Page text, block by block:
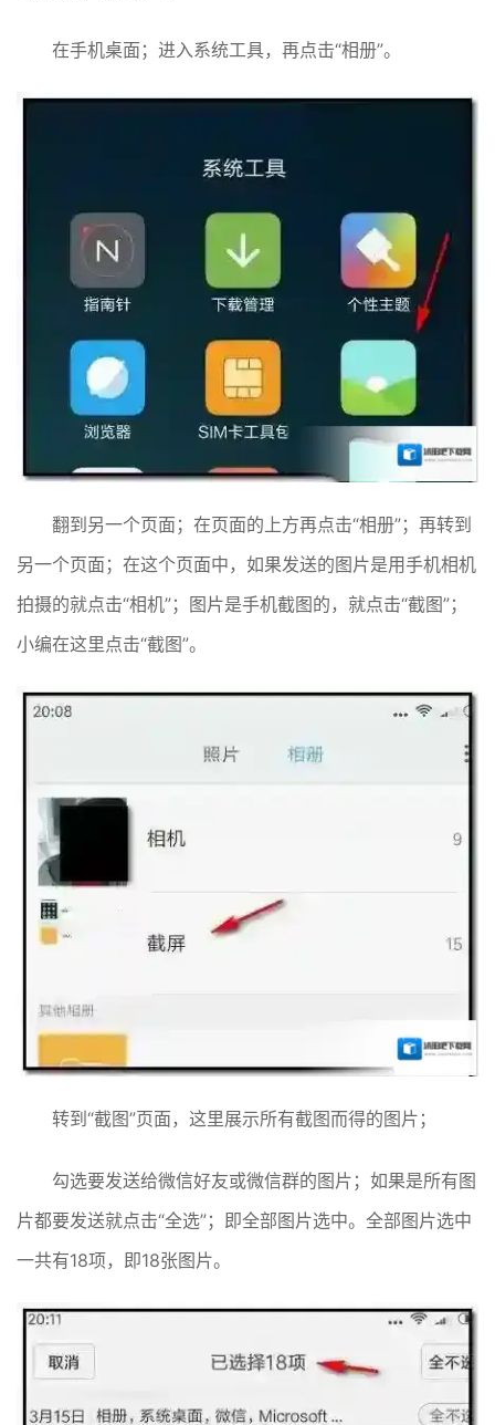
在手机桌面；进入系统工具，再点击“相册”。
翻到另一个页面；在页面的上方再点击“相册”；再转到
另一个页面；在这个页面中，如果发送的图片是用手机相机
拍摄的就点击“相机”；图片是手机截图的，就点击“截图”；
小编在这里点击“截图”。
转到“截图”页面，这里展示所有截图而得的图片；
勾选要发送给微信好友或微信群的图片；如果是所有图
片都要发送就点击“全选”；即全部图片选中。全部图片选中
一共有18项，即18张图片。